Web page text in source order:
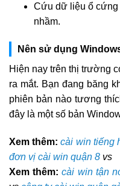
Cứu dữ liệu ổ cứng
nhầm.
Nên sử dụng
Hiện nay trên thị trường
ra mắt. Bạn đang băng
phiên bản nào tương
đây là một số bản
Xem thêm: cài win tiếng
đơn vị cài win quận 8 vs
Xem thêm: cài win tận